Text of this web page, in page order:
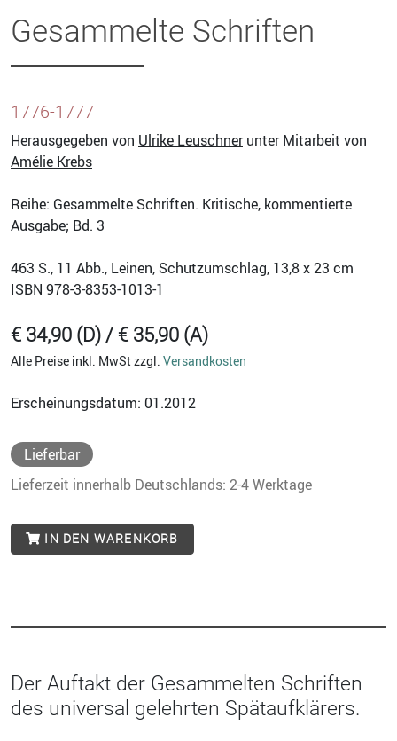
Gesammelte Schriften
1776-1777
Herausgegeben von Ulrike Leuschnerunter Mitarbeit von
Amélie Krebs
Reihe: Gesammelte Schriften. Kritische, kommentierte
Ausgabe; Bd. 3
463 S., 11 Abb., Leinen, Schutzumschlag, 13,8 x 23 cm
ISBN 978-3-8353-1013-1
€ 34,90 (D) / € 35,90 (A)
Alle Preise inkl. MwSt zzgl. Versandkosten
Erscheinungsdatum: 01.2012
Lieferbar
Lieferzeit innerhalb Deutschlands: 2-4 Werktage
IN DEN WARENKORB
Der Auftakt der Gesammelten Schriften
des universal gelehrten Spätaufklärers.